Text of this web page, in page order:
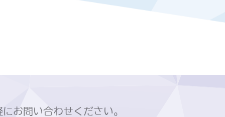
お問い合わせください。